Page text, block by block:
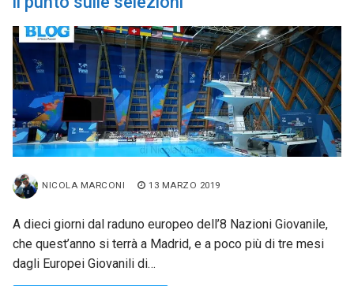
NICOLA MARCONI 13 MARZO 2019
A dieci giorni dal raduno europeo dell’8 Nazioni Giovanile,
che quest’anno si terrà a Madrid, e a poco più di tre mesi
dagli Europei Giovanili di…